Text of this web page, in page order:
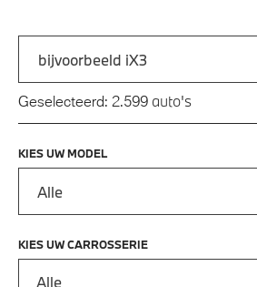
Zoek naar een automodel,
Typ een automodel in en druk op
Geselecteerd: 2.599 auto's
KIES UW MODEL
KIES UW CARROSSERIE
Alle